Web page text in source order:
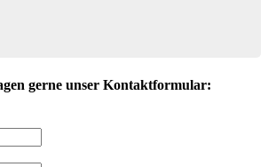
gerne unser Kontaktformular: